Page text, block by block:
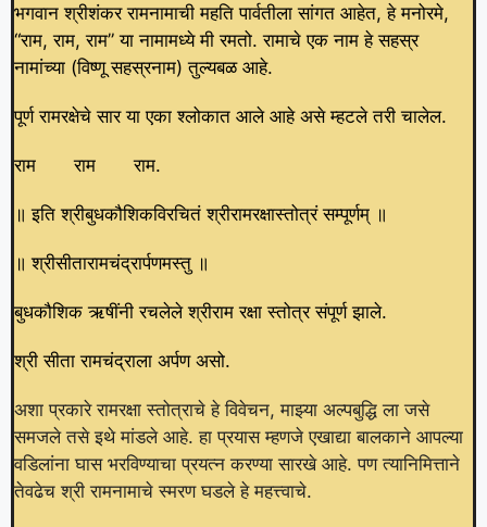
भगवान श्रीशंकर रामनामाची महति पार्वतीला सांगत आहेत, हे मनोरमे,
“राम, राम, राम” या नामामध्ये मी रमतो. रामाचे एक नाम हे सहस्र
नामांच्या (विष्णू सहस्रनाम) तुल्यबळ आहे.
पूर्ण रामरक्षेचे सार या एका श्लोकात आले आहे असे म्हटले तरी चालेल.
राम राम राम.
॥ इति श्रीबुधकौशिकविरचितं श्रीरामरक्षास्तोत्रं सम्पूर्णम् ॥
॥ श्रीसीतारामचंद्रार्पणमस्तु ॥
बुधकौशिक ऋषींनी रचलेले श्रीराम रक्षा स्तोत्र संपूर्ण झाले.
श्री सीता रामचंद्राला अर्पण असो.
अशा प्रकारे रामरक्षा स्तोत्राचे हे विवेचन, माझ्या अल्पबुद्धि ला जसे
समजले तसे इथे मांडले आहे. हा प्रयास म्हणजे एखाद्या बालकाने आपल्या
वडिलांना घास भरविण्याचा प्रयत्न करण्या सारखे आहे. पण त्यानिमित्ताने
तेवढेच श्री रामनामाचे स्मरण घडले हे महत्त्वाचे.